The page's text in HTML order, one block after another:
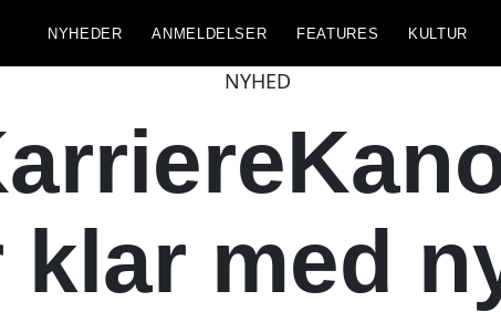
NYHEDER ANMELDELSER FEATURES KULTUR
NYHED
klar med